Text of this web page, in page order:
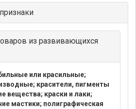
из развивающихся
или красильные;
красители, пигменты
вещества; краски и лаки;
мастики; полиграфическая